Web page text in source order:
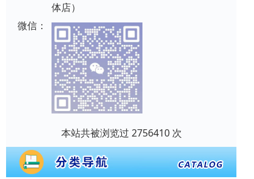
体店）
微信：
本站共被浏览过 2756410 次